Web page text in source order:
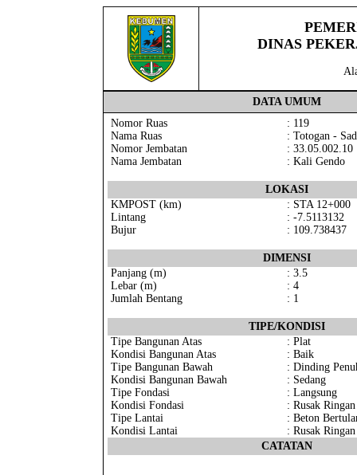
DINAS
DATA UMUM
Nomor Ruas
: 119
Nama Ruas
: Totogan -
Nomor Jembatan
: 33.05.002.10
Nama Jembatan
: Kali Gendo
LOKASI
KMPOST (km)
: STA 12+000
Lintang
: -7.5113132
Bujur
: 109.738437
DIMENSI
Panjang (m)
: 3.5
Lebar (m)
: 4
Jumlah Bentang
: 1
TIPE/KONDISI
Tipe Bangunan Atas
: Plat
Kondisi Bangunan Atas
: Baik
Tipe Bangunan Bawah
: Dinding
Kondisi Bangunan Bawah
: Sedang
Tipe Fondasi
: Langsung
Kondisi Fondasi
: Rusak Ringan
Tipe Lantai
: Beton
Kondisi Lantai
: Rusak Ringan
CATATAN